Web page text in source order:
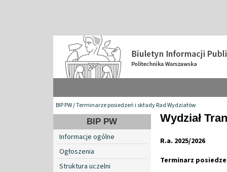
BIP PW/Terminarze posiedzeń i składy Rad Wydziałów
BIP PW
Informacje ogólne
Ogłoszenia
Struktura uczelni
Wydział
R.a. 2025/2026
Terminarz